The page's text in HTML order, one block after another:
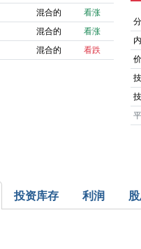
混合的
看涨
混合的
看涨
混合的 看跌
投资库存 利润